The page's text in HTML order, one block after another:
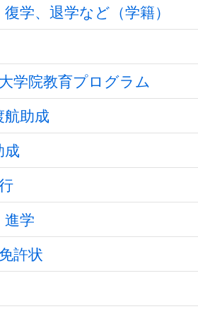
学、退学など（学籍）
学院教育プログラム
航助成
成
進学
許状